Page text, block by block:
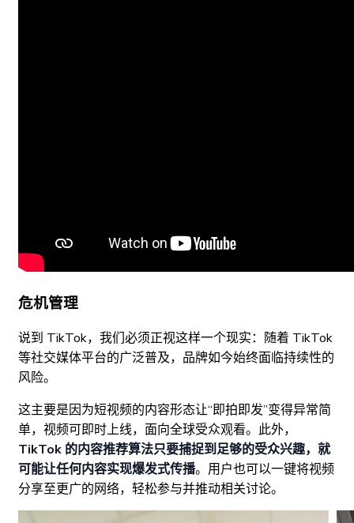
危机管理
说到 TikTok，我们必须正视这样一个现实：随着 TikTok
等社交媒体平台的广泛普及，品牌如今始终面临持续性的
风险。
这主要是因为短视频的内容形态让“即拍即发”变得异常简
单，视频可即时上线，面向全球受众观看。此外，
TikTok 的内容推荐算法只要捕捉到足够的受众兴趣，就
可能让任何内容实现爆发式传播。用户也可以一键将视频
分享至更广的网络，轻松参与并推动相关讨论。